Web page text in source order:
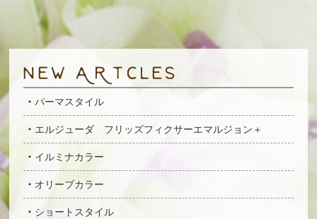
パーマスタイル
エルジューダ フリッズフィクサーエマルジョン＋
イルミナカラー
オリーブカラー
ショートスタイル